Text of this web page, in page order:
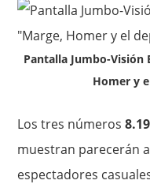
Pantalla Jumbo-Visión
Homer y
Los tres números
muestran parecerán
espectadores